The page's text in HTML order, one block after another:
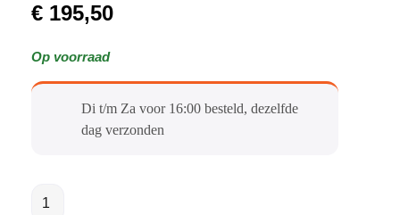
€ 195,50
Op voorraad
Di t/m Za voor 16:00 besteld, dezelfde
dag verzonden​